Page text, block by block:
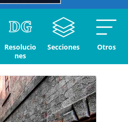
Resolucio
nes
Secciones Otros